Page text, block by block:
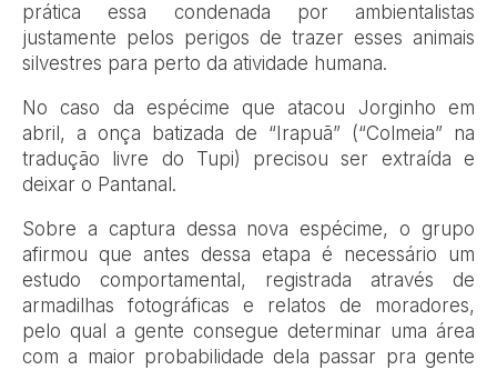
prática essa condenada por ambientalistas
justamente pelos perigos de trazer esses animais
silvestres para perto da atividade humana.
No caso da espécime que atacou Jorginho em
abril, a onça batizada de “Irapuã” (“Colmeia” na
tradução livre do Tupi) precisou ser extraída e
deixar o Pantanal.
Sobre a captura dessa nova espécime, o grupo
afirmou que antes dessa etapa é necessário um
estudo comportamental, registrada através de
armadilhas fotográficas e relatos de moradores,
pelo qual a gente consegue determinar uma área
com a maior probabilidade dela passar pra gente